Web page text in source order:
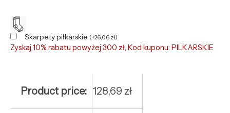
Skarpety piłkarskie (+26,06 zł)
Zyskaj 10% rabatu powyżej 300 zł, Kod kuponu: PILKARSKIE
Product price: 128,69 zł